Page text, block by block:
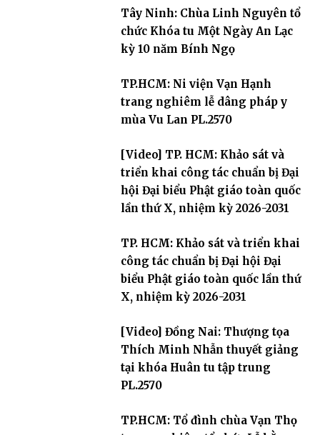
Tây Ninh: Chùa Linh Nguyên tổ
chức Khóa tu Một Ngày An Lạc
kỳ 10 năm Bính Ngọ
TP.HCM: Ni viện Vạn Hạnh
trang nghiêm lễ dâng pháp y
mùa Vu Lan PL.2570
[Video] TP. HCM: Khảo sát và
triển khai công tác chuẩn bị Đại
hội Đại biểu Phật giáo toàn quốc
lần thứ X, nhiệm kỳ 2026-2031
TP. HCM: Khảo sát và triển khai
công tác chuẩn bị Đại hội Đại
biểu Phật giáo toàn quốc lần thứ
X, nhiệm kỳ 2026-2031
[Video] Đồng Nai: Thượng tọa
Thích Minh Nhẫn thuyết giảng
tại khóa Huân tu tập trung
PL.2570
TP.HCM: Tổ đình chùa Vạn Thọ